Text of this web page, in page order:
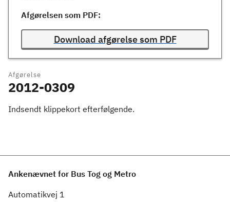
Afgørelsen som PDF:
Download afgørelse som PDF
Afgørelse
2012-0309
Indsendt klippekort efterfølgende.
Ankenævnet for Bus Tog og Metro
Automatikvej 1